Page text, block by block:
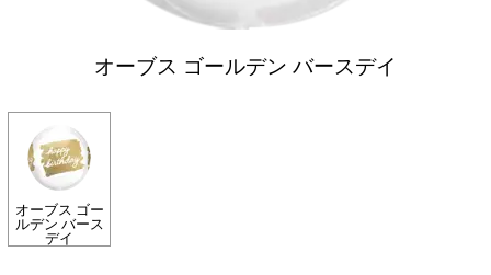
オーブス ゴールデン バースデイ
オーブス ゴー
ルデン バース
デイ